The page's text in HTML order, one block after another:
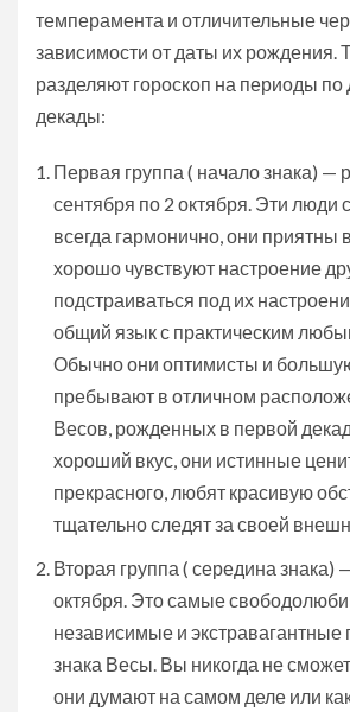
темперамента и отличительные
зависимости от даты их рождения.
разделяют гороскоп на периоды
декады:
Первая группа ( начало знака) —
сентября по 2 октября. Эти люди
всегда гармонично, они приятны
хорошо чувствуют настроение
подстраиваться под их
общий язык с практическим
Обычно они оптимисты и
пребывают в отличном
Весов, рожденных в первой
хороший вкус, они истинные
прекрасного, любят красивую
тщательно следят за своей
Вторая группа ( середина знака)
октября. Это самые
независимые и экстравагантные
знака Весы. Вы никогда не
они думают на самом деле или